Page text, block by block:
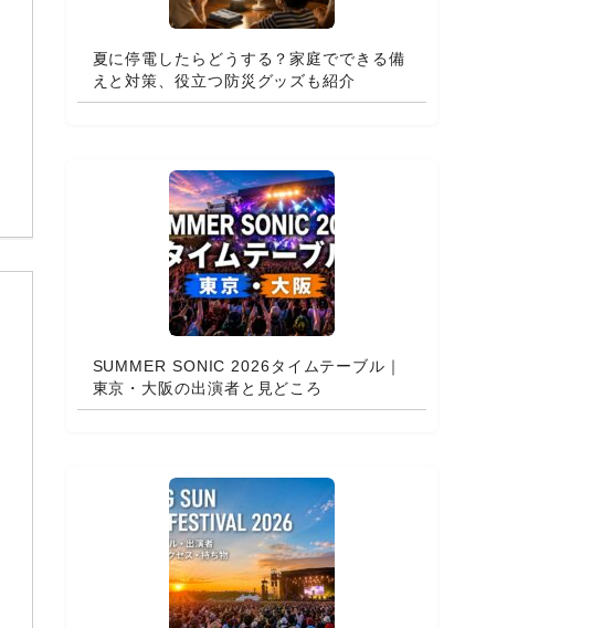
夏に停電したらどうする？家庭でできる備
えと対策、役立つ防災グッズも紹介
SUMMER SONIC 2026タイムテーブル｜
東京・大阪の出演者と見どころ